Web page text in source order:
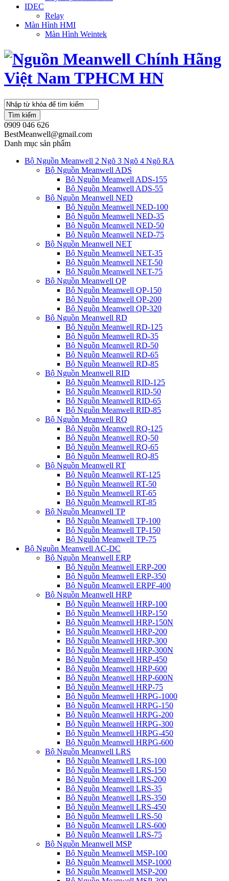
IDEC
Relay
Màn Hình HMI
Màn Hình Weintek
Tìm kiếm
0909 046 626
BestMeanwell@gmail.com
Danh mục sản phẩm
Bộ Nguồn Meanwell 2 Ngõ 3 Ngõ 4 Ngõ RA
Bộ Nguồn Meanwell ADS
Bộ Nguồn Meanwell ADS-155
Bộ Nguồn Meanwell ADS-55
Bộ Nguồn Meanwell NED
Bộ Nguồn Meanwell NED-100
Bộ Nguồn Meanwell NED-35
Bộ Nguồn Meanwell NED-50
Bộ Nguồn Meanwell NED-75
Bộ Nguồn Meanwell NET
Bộ Nguồn Meanwell NET-35
Bộ Nguồn Meanwell NET-50
Bộ Nguồn Meanwell NET-75
Bộ Nguồn Meanwell QP
Bộ Nguồn Meanwell QP-150
Bộ Nguồn Meanwell QP-200
Bộ Nguồn Meanwell QP-320
Bộ Nguồn Meanwell RD
Bộ Nguồn Meanwell RD-125
Bộ Nguồn Meanwell RD-35
Bộ Nguồn Meanwell RD-50
Bộ Nguồn Meanwell RD-65
Bộ Nguồn Meanwell RD-85
Bộ Nguồn Meanwell RID
Bộ Nguồn Meanwell RID-125
Bộ Nguồn Meanwell RID-50
Bộ Nguồn Meanwell RID-65
Bộ Nguồn Meanwell RID-85
Bộ Nguồn Meanwell RQ
Bộ Nguồn Meanwell RQ-125
Bộ Nguồn Meanwell RQ-50
Bộ Nguồn Meanwell RQ-65
Bộ Nguồn Meanwell RQ-85
Bộ Nguồn Meanwell RT
Bộ Nguồn Meanwell RT-125
Bộ Nguồn Meanwell RT-50
Bộ Nguồn Meanwell RT-65
Bộ Nguồn Meanwell RT-85
Bộ Nguồn Meanwell TP
Bộ Nguồn Meanwell TP-100
Bộ Nguồn Meanwell TP-150
Bộ Nguồn Meanwell TP-75
Bộ Nguồn Meanwell AC-DC
Bộ Nguồn Meanwell ERP
Bộ Nguồn Meanwell ERP-200
Bộ Nguồn Meanwell ERP-350
Bộ Nguồn Meanwell ERPF-400
Bộ Nguồn Meanwell HRP
Bộ Nguồn Meanwell HRP-100
Bộ Nguồn Meanwell HRP-150
Bộ Nguồn Meanwell HRP-150N
Bộ Nguồn Meanwell HRP-200
Bộ Nguồn Meanwell HRP-300
Bộ Nguồn Meanwell HRP-300N
Bộ Nguồn Meanwell HRP-450
Bộ Nguồn Meanwell HRP-600
Bộ Nguồn Meanwell HRP-600N
Bộ Nguồn Meanwell HRP-75
Bộ Nguồn Meanwell HRPG-1000
Bộ Nguồn Meanwell HRPG-150
Bộ Nguồn Meanwell HRPG-200
Bộ Nguồn Meanwell HRPG-300
Bộ Nguồn Meanwell HRPG-450
Bộ Nguồn Meanwell HRPG-600
Bộ Nguồn Meanwell LRS
Bộ Nguồn Meanwell LRS-100
Bộ Nguồn Meanwell LRS-150
Bộ Nguồn Meanwell LRS-200
Bộ Nguồn Meanwell LRS-35
Bộ Nguồn Meanwell LRS-350
Bộ Nguồn Meanwell LRS-450
Bộ Nguồn Meanwell LRS-50
Bộ Nguồn Meanwell LRS-600
Bộ Nguồn Meanwell LRS-75
Bộ Nguồn Meanwell MSP
Bộ Nguồn Meanwell MSP-100
Bộ Nguồn Meanwell MSP-1000
Bộ Nguồn Meanwell MSP-200